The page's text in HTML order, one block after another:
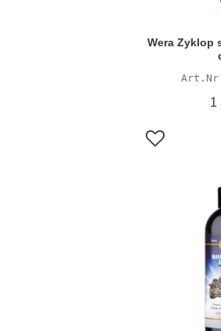
Wera Zyklop
1
Lägg till i